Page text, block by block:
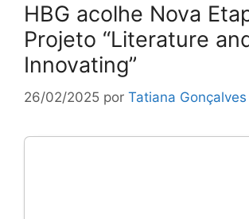
HBG acolhe Nova
Projeto “Literature
Innovating”
26/02/2025 por Tatiana Gonçalves